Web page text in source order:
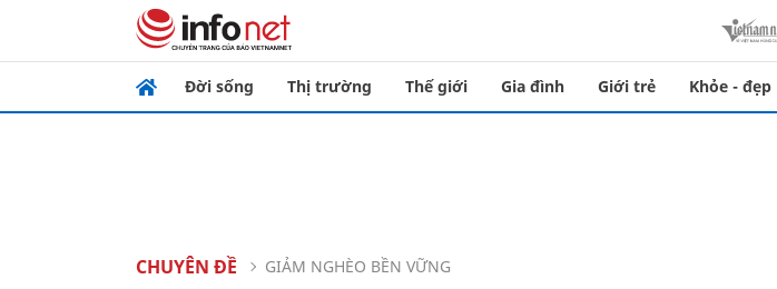
Đời sống Thị trường Thế giới Gia đình Giới trẻ Khỏe - đẹp
CHUYÊN ĐỀ GIẢM NGHÈO BỀN VỮNG